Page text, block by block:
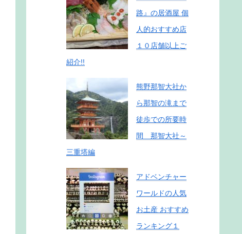
路』の居酒屋 個
人的おすすめ店
１０店舗以上ご
紹介!!
熊野那智大社か
ら那智の滝まで
徒歩での所要時
間 那智大社～
三重塔編
アドベンチャー
ワールドの人気
お土産 おすすめ
ランキング１